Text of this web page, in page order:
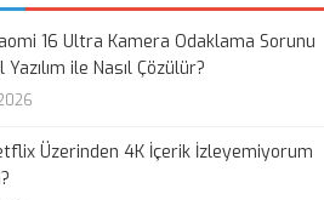
16 Ultra Kamera Odaklama Sorunu
Yazılım ile Nasıl Çözülür?
Üzerinden 4K İçerik İzleyemiyorum